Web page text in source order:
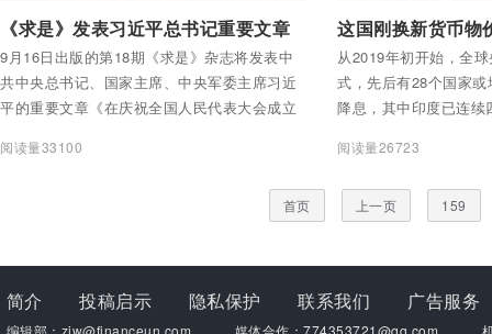
《求是》发表习近平总书记重要文章
9月16日出版的第18期《求是》杂志将发表中
共中央总书记、国家主席、中央军委主席习近
平的重要文章《在庆祝全国人民代表大会成立
阅读量33100
从2019年初开始，全
式，先后有28个国家
降息，其中印度已连
广泛关注。
阅读量26723
首页 上一页 159
简介 投稿启示 隐私保护 联系我们 广告服务
编辑部：zjw@financeun.com 媒体合作：774353721@qq.com